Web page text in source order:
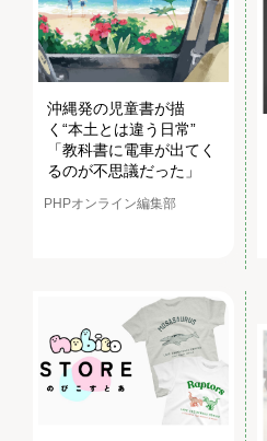
沖縄発の児童書が描
く“本土とは違う日常”
「教科書に電車が出てく
るのが不思議だった」
PHPオンライン編集部